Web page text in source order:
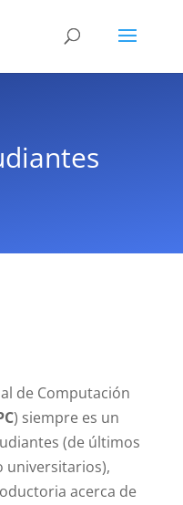
de Computación
) siempre es un
(de últimos
universitarios),
acerca de